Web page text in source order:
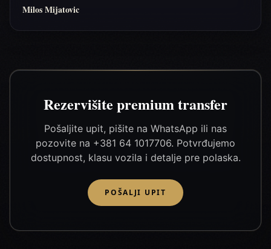
Milos Mijatovic
Rezervišite premium transfer
Pošaljite upit, pišite na WhatsApp ili nas
pozovite na +381 64 1017706. Potvrđujemo
dostupnost, klasu vozila i detalje pre polaska.
POŠALJI UPIT